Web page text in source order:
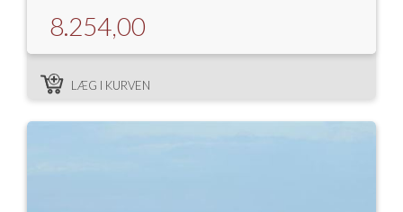
8.254,00
LÆG I KURVEN